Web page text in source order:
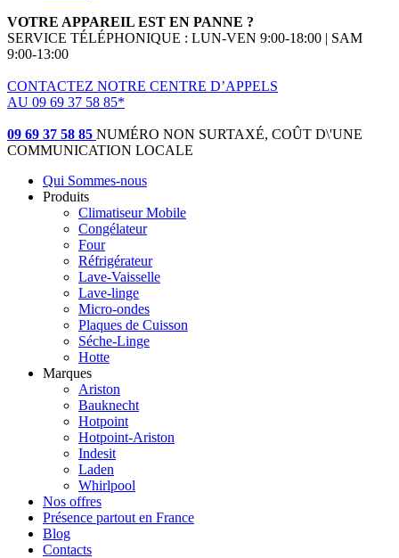
VOTRE APPAREIL EST EN PANNE ?
SERVICE TÉLÉPHONIQUE : LUN-VEN 9:00-18:00 | SAM
9:00-13:00
CONTACTEZ NOTRE CENTRE D’APPELS
AU 09 69 37 58 85*
09 69 37 58 85 NUMÉRO NON SURTAXÉ, COÛT D\'UNE
COMMUNICATION LOCALE
Qui Sommes-nous
Produits
Climatiseur Mobile
Congélateur
Four
Réfrigérateur
Lave-Vaisselle
Lave-linge
Micro-ondes
Plaques de Cuisson
Séche-Linge
Hotte
Marques
Ariston
Bauknecht
Hotpoint
Hotpoint-Ariston
Indesit
Laden
Whirlpool
Nos offres
Présence partout en France
Blog
Contacts